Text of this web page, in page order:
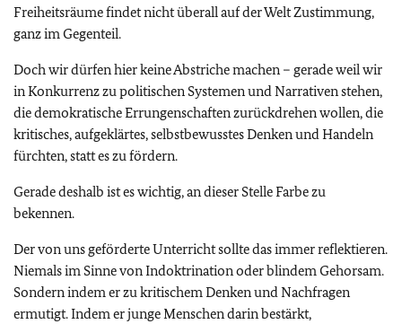
Freiheitsräume findet nicht überall auf der Welt Zustimmung,
ganz im Gegenteil.
Doch wir dürfen hier keine Abstriche machen – gerade weil wir
in Konkurrenz zu politischen Systemen und Narrativen stehen,
die demokratische Errungenschaften zurückdrehen wollen, die
kritisches, aufgeklärtes, selbstbewusstes Denken und Handeln
fürchten, statt es zu fördern.
Gerade deshalb ist es wichtig, an dieser Stelle Farbe zu
bekennen.
Der von uns geförderte Unterricht sollte das immer reflektieren.
Niemals im Sinne von Indoktrination oder blindem Gehorsam.
Sondern indem er zu kritischem Denken und Nachfragen
ermutigt. Indem er junge Menschen darin bestärkt,